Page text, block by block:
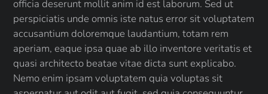
officia deserunt mollit anim id est laborum. Sed ut
perspiciatis unde omnis iste natus error sit voluptatem
accusantium doloremque laudantium, totam rem
aperiam, eaque ipsa quae ab illo inventore veritatis et
quasi architecto beatae vitae dicta sunt explicabo.
Nemo enim ipsam voluptatem quia voluptas sit